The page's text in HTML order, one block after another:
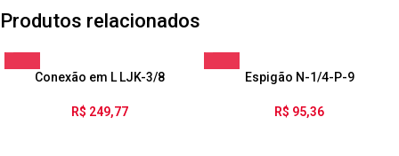
Produtos relacionados
Conexão em L LJK-3/8
R$ 249,77
Espigão N-1/4-P-9
R$ 95,36